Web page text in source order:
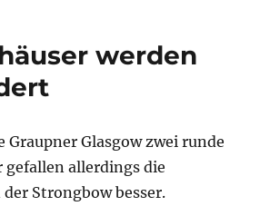
werden
Graupner Glasgow zwei runde
gefallen allerdings die
der Strongbow besser.